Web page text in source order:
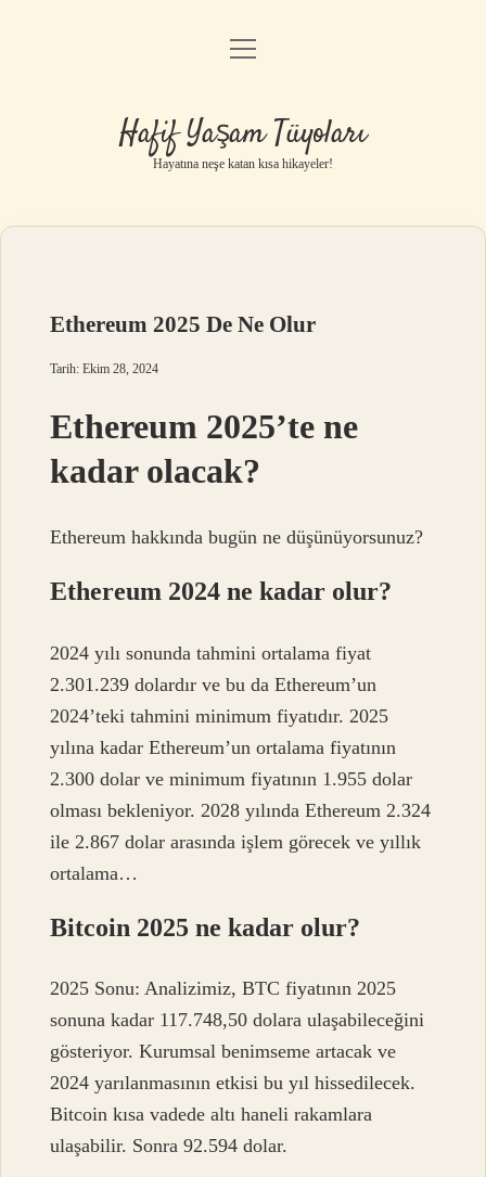
Anasayfa
Yasal Uyarı
menüyü
Hafif Yaşam Tüyoları
Hayatına neşe katan kısa hikayeler!
Ethereum 2025 De Ne Olur
Tarih: Ekim 28, 2024
Ethereum 2025’te ne
kadar olacak?
Ethereum hakkında bugün ne düşünüyorsunuz?
Ethereum 2024 ne kadar olur?
2024 yılı sonunda tahmini ortalama fiyat
2.301.239 dolardır ve bu da Ethereum’un
2024’teki tahmini minimum fiyatıdır. 2025
yılına kadar Ethereum’un ortalama fiyatının
2.300 dolar ve minimum fiyatının 1.955 dolar
olması bekleniyor. 2028 yılında Ethereum 2.324
ile 2.867 dolar arasında işlem görecek ve yıllık
ortalama…
Bitcoin 2025 ne kadar olur?
2025 Sonu: Analizimiz, BTC fiyatının 2025
sonuna kadar 117.748,50 dolara ulaşabileceğini
gösteriyor. Kurumsal benimseme artacak ve
2024 yarılanmasının etkisi bu yıl hissedilecek.
Bitcoin kısa vadede altı haneli rakamlara
ulaşabilir. Sonra 92.594 dolar.